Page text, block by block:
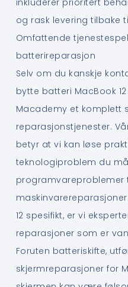
og rask levering tilbake
Omfattende
batterireparasjon
Selv om du kanskje
bytte batteri MacBook
Macademy et komplett
reparasjonstjenester.
betyr at vi kan løse
teknologiproblem du
programvareproblemer
12 spesifikt, er vi
reparasjoner som er
Foruten batteriskifte,
skjermreparasjoner for